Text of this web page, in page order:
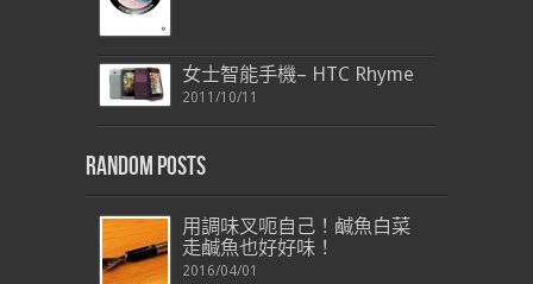
女士智能手機– HTC Rhyme
2011/10/11
Random Posts
用調味叉呃自己！鹹魚白菜
走鹹魚也好好味！
2016/04/01